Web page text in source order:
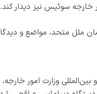
خارجه سوئیس نیز دیدار کند.
ملل متحد، مواضع و
وزارت امور